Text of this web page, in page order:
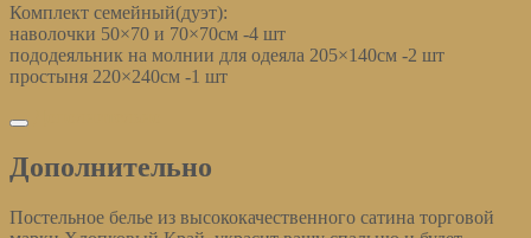
Комплект семейный(дуэт):
наволочки 50×70 и 70×70см -4 шт
пододеяльник на молнии для одеяла 205×140см -2 шт
простыня 220×240см -1 шт
Дополнительно
Постельное белье из высококачественного сатина торговой